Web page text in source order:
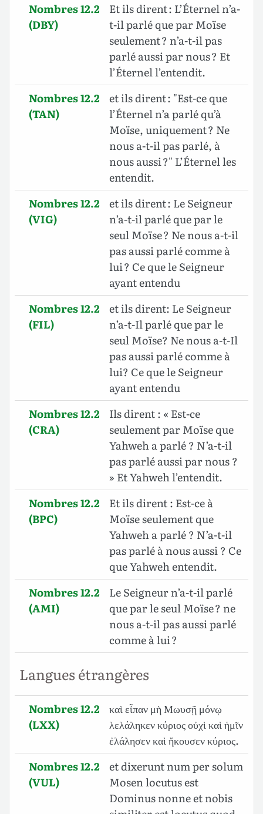
Nombres 12.2
(DBY)
Et ils dirent : L’Éternel n’a-
t-il parlé que par Moïse
seulement ? n’a-t-il pas
parlé aussi par nous ? Et
l’Éternel l’entendit.
Nombres 12.2
(TAN)
et ils dirent : "Est-ce que
l’Éternel n’a parlé qu’à
Moïse, uniquement ? Ne
nous a-t-il pas parlé, à
nous aussi ?" L’Éternel les
entendit.
Nombres 12.2
(VIG)
et ils dirent : Le Seigneur
n’a-t-il parlé que par le
seul Moïse ? Ne nous a-t-il
pas aussi parlé comme à
lui ? Ce que le Seigneur
ayant entendu
Nombres 12.2
(FIL)
et ils dirent: Le Seigneur
n’a-t-Il parlé que par le
seul Moïse? Ne nous a-t-Il
pas aussi parlé comme à
lui? Ce que le Seigneur
ayant entendu
Nombres 12.2
(CRA)
Ils dirent : « Est-ce
seulement par Moïse que
Yahweh a parlé ? N’a-t-il
pas parlé aussi par nous ?
» Et Yahweh l’entendit.
Nombres 12.2
(BPC)
Et ils dirent : Est-ce à
Moïse seulement que
Yahweh a parlé ? N’a-t-il
pas parlé à nous aussi ? Ce
que Yahweh entendit.
Nombres 12.2
(AMI)
Le Seigneur n’a-t-il parlé
que par le seul Moïse ? ne
nous a-t-il pas aussi parlé
comme à lui ?
Langues étrangères
Nombres 12.2
(LXX)
καὶ εἶπαν μὴ Μωυσῇ μόνῳ
λελάληκεν κύριος οὐχὶ καὶ ἡμῖν
ἐλάλησεν καὶ ἤκουσεν κύριος.
Nombres 12.2
(VUL)
et dixerunt num per solum
Mosen locutus est
Dominus nonne et nobis